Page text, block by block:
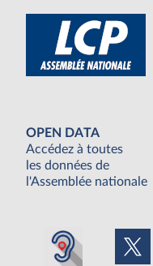
OPEN DATA
Accédez à toutes
les données de
l'Assemblée nationale